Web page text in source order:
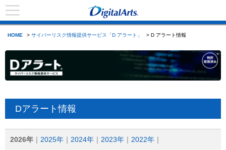
HOME > サイバーリスク情報提供サービス「D アラート」 > D アラート情報
Dアラート情報
2026年 2025年 2024年 2023年 2022年